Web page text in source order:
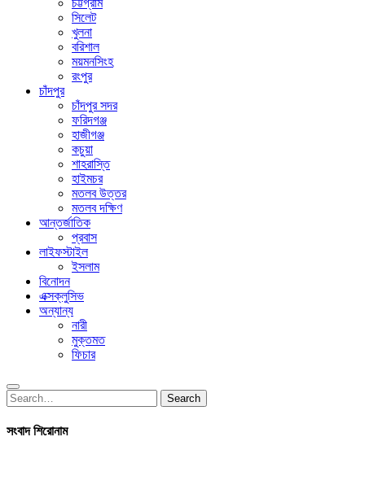
চট্টগ্রাম
সিলেট
খুলনা
বরিশাল
ময়মনসিংহ
রংপুর
চাঁদপুর
চাঁদপুর সদর
ফরিদগঞ্জ
হাজীগঞ্জ
কচুয়া
শাহরাস্তি
হাইমচর
মতলব উত্তর
মতলব দক্ষিণ
আন্তর্জাতিক
প্রবাস
লাইফস্টাইল
ইসলাম
বিনোদন
এক্সক্লুসিভ
অন্যান্য
নারী
মুক্তমত
ফিচার
Search
for:
Search
সংবাদ শিরোনাম